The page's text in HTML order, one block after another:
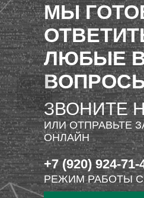
МЫ
ЛЮБЫЕ
ЗВОНИТЕ
ИЛИ ОТПРАВЬТЕ
ОНЛАЙН
+7 (920) 924-71-
РЕЖИМ РАБОТЫ С